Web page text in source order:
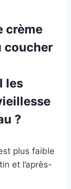
crème
coucher
les
?
plus faible
et l’après-